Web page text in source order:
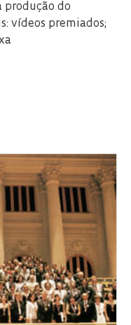
produção do
vídeos premiados;